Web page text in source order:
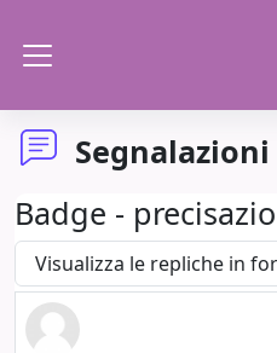
Segnalazioni
Badge -
Modalità visualizzazione